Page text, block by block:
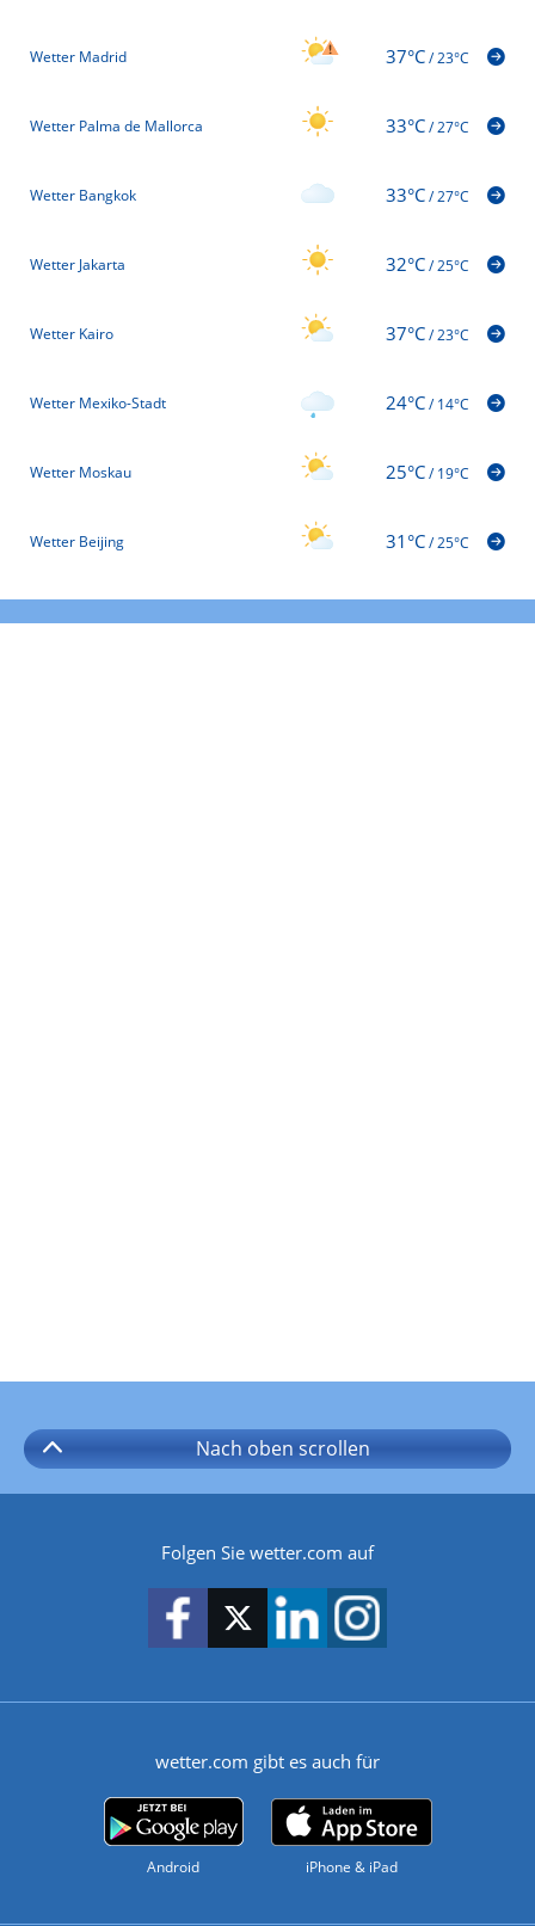
Wetter Madrid 37°C/23°C
Wetter Palma de Mallorca 33°C/27°C
Wetter Bangkok 33°C/27°C
Wetter Jakarta 32°C/25°C
Wetter Kairo 37°C/23°C
Wetter Mexiko-Stadt 24°C/14°C
Wetter Moskau 25°C/19°C
Wetter Beijing 31°C/25°C
Nach oben scrollen
Folgen Sie wetter.com auf
wetter.com gibt es auch für
Android iPhone & iPad